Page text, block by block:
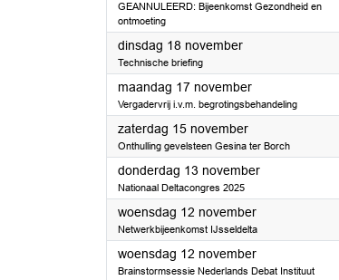
GEANNULEERD: Bijeenkomst Gezondheid en
ontmoeting
dinsdag 18 november2025
Technische briefing
maandag 17 november2025
Vergadervrij i.v.m. begrotingsbehandeling
zaterdag 15 november2025
Onthulling gevelsteen Gesina ter Borch
donderdag 13 november2025
Nationaal Deltacongres 2025
woensdag 12 november2025
Netwerkbijeenkomst IJsseldelta
woensdag 12 november2025
Brainstormsessie Nederlands Debat Instituut